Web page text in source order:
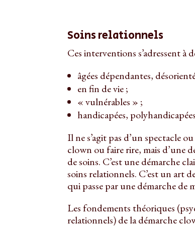
Soins relationnels
Ces interventions s’adressent à
âgées dépendantes,
en fin de vie ;
« vulnérables » ;
handicapées,
Il ne s’agit pas d’un spectacle
clown ou faire rire, mais d’une
de soins. C’est une démarche
soins relationnels. C’est un art
qui passe par une démarche
Les fondements théoriques
relationnels) de la démarche